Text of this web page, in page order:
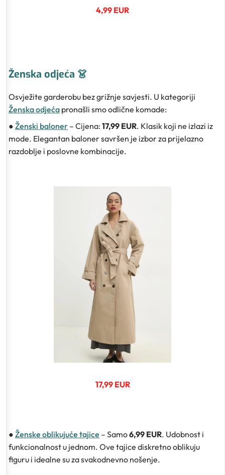
4,99 EUR
Ženska odjeća 👗
Osvježite garderobu bez grižnje savjesti. U kategoriji
Ženska odjeća pronašli smo odlične komade:
● Ženski baloner – Cijena: 17,99 EUR. Klasik koji ne izlazi iz
mode. Elegantan baloner savršen je izbor za prijelazno
razdoblje i poslovne kombinacije.
17,99 EUR
● Ženske oblikujuće tajice – Samo6,99 EUR. Udobnost i
funkcionalnost u jednom. Ove tajice diskretno oblikuju
figuru i idealne su za svakodnevno nošenje.